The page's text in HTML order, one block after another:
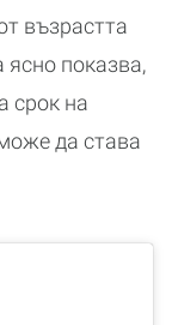
възрастта
ясно показва,
срок на
да става